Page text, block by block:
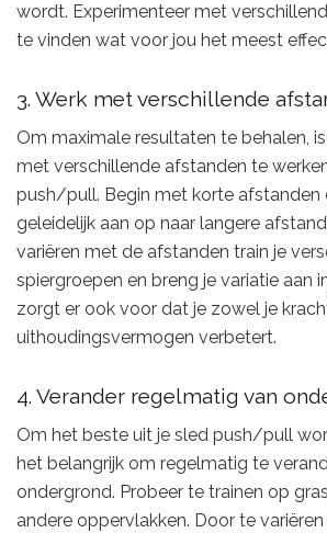
wordt. Experimenteer met
te vinden wat voor jou het meest
3. Werk met verschillende
Om maximale resultaten te behalen,
met verschillende afstanden te
push/pull. Begin met korte afstanden
geleidelijk aan op naar langere
variëren met de afstanden train je
spiergroepen en breng je variatie aan
zorgt er ook voor dat je zowel je
uithoudingsvermogen verbetert.
4. Verander regelmatig van
Om het beste uit je sled push/pull
het belangrijk om regelmatig te
ondergrond. Probeer te trainen op
andere oppervlakken. Door te